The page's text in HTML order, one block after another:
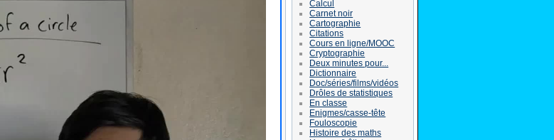
Calcul
Carnet noir
Cartographie
Citations
Cours en ligne/MOOC
Cryptographie
Deux minutes pour...
Dictionnaire
Doc/séries/films/vidéos
Drôles de statistiques
En classe
Enigmes/casse-tête
Fouloscopie
Histoire des maths